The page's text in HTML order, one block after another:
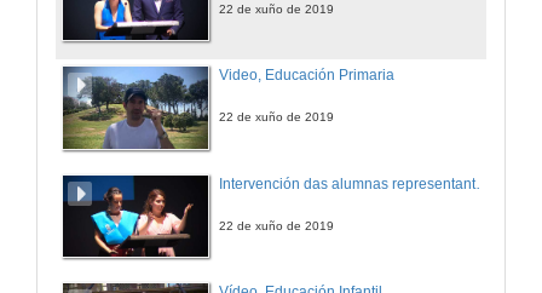
22 de xuño de 2019
Video, Educación Primaria
22 de xuño de 2019
22 de xuño de 2019